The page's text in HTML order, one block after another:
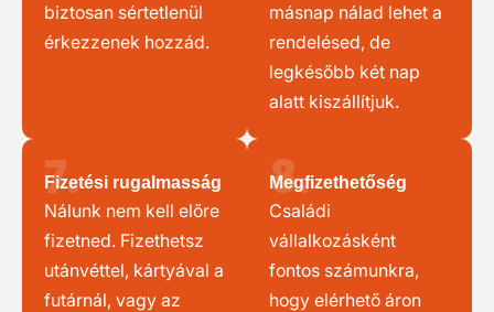
biztosan sértetlenül
érkezzenek hozzád.
másnap nálad lehet a
rendelésed, de
legkésőbb két nap
alatt kiszállítjuk.
7.
Fizetési rugalmasság
Nálunk nem kell előre
fizetned. Fizethetsz
utánvéttel, kártyával a
futárnál, vagy az
8.
Megfizethetőség
Családi
vállalkozásként
fontos számunkra,
hogy elérhető áron